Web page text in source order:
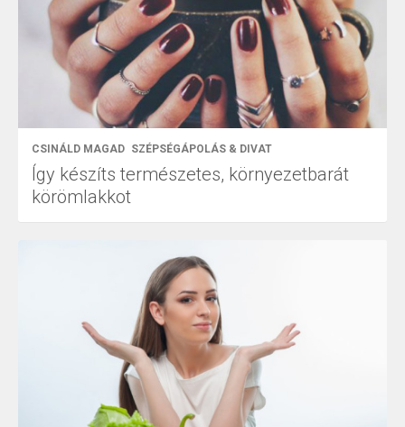
CSINÁLD MAGAD SZÉPSÉGÁPOLÁS & DIVAT
Így készíts természetes, környezetbarát
körömlakkot